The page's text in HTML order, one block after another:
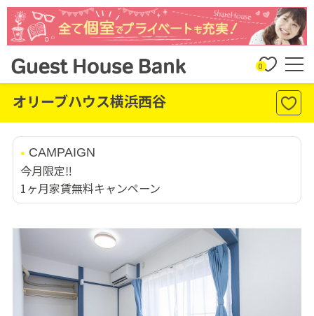
0
オリーブハウス横浜西谷
CAMPAIGN
今月限定‼️
1ヶ月家賃無料キャンペーン